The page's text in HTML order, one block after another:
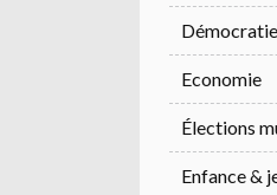
Economie
Élections
Enfance &